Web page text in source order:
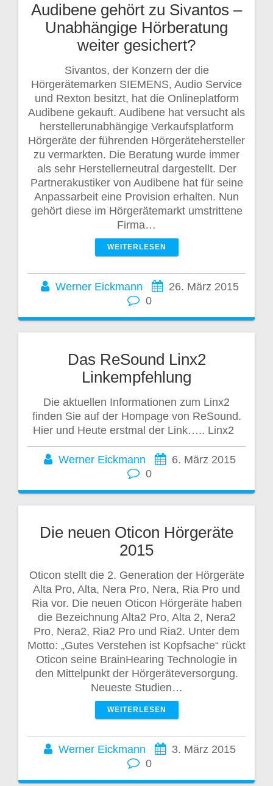
Audibene gehört zu Sivantos –
Unabhängige Hörberatung
weiter gesichert?
Sivantos, der Konzern der die
Hörgerätemarken SIEMENS, Audio Service
und Rexton besitzt, hat die Onlineplatform
Audibene gekauft. Audibene hat versucht als
herstellerunabhängige Verkaufsplatform
Hörgeräte der führenden Hörgerätehersteller
zu vermarkten. Die Beratung wurde immer
als sehr Herstellerneutral dargestellt. Der
Partnerakustiker von Audibene hat für seine
Anpassarbeit eine Provision erhalten. Nun
gehört diese im Hörgerätemarkt umstrittene
Firma…
WEITERLESEN
Werner Eickmann
26. März 2015
0
Das ReSound Linx2
Linkempfehlung
Die aktuellen Informationen zum Linx2
finden Sie auf der Hompage von ReSound.
Hier und Heute erstmal der Link….. Linx2
Werner Eickmann
6. März 2015
0
Die neuen Oticon Hörgeräte
2015
Oticon stellt die 2. Generation der Hörgeräte
Alta Pro, Alta, Nera Pro, Nera, Ria Pro und
Ria vor. Die neuen Oticon Hörgeräte haben
die Bezeichnung Alta2 Pro, Alta 2, Nera2
Pro, Nera2, Ria2 Pro und Ria2. Unter dem
Motto: „Gutes Verstehen ist Kopfsache“ rückt
Oticon seine BrainHearing Technologie in
den Mittelpunkt der Hörgeräteversorgung.
Neueste Studien…
WEITERLESEN
Werner Eickmann
3. März 2015
0